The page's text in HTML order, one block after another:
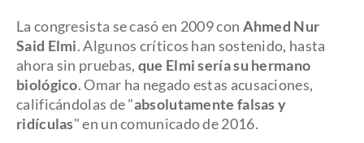
La congresista se casó en 2009 con Ahmed Nur
Said Elmi. Algunos críticos han sostenido, hasta
ahora sin pruebas, que Elmi sería su hermano
biológico. Omar ha negado estas acusaciones,
calificándolas de "absolutamente falsas y
ridículas" en un comunicado de 2016.